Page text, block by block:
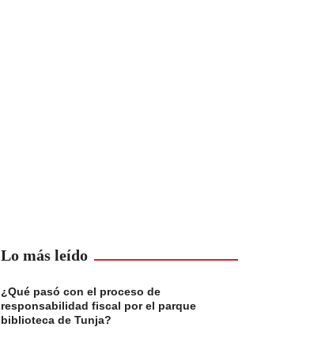
Lo más leído
¿Qué pasó con el proceso de
responsabilidad fiscal por el parque
biblioteca de Tunja?